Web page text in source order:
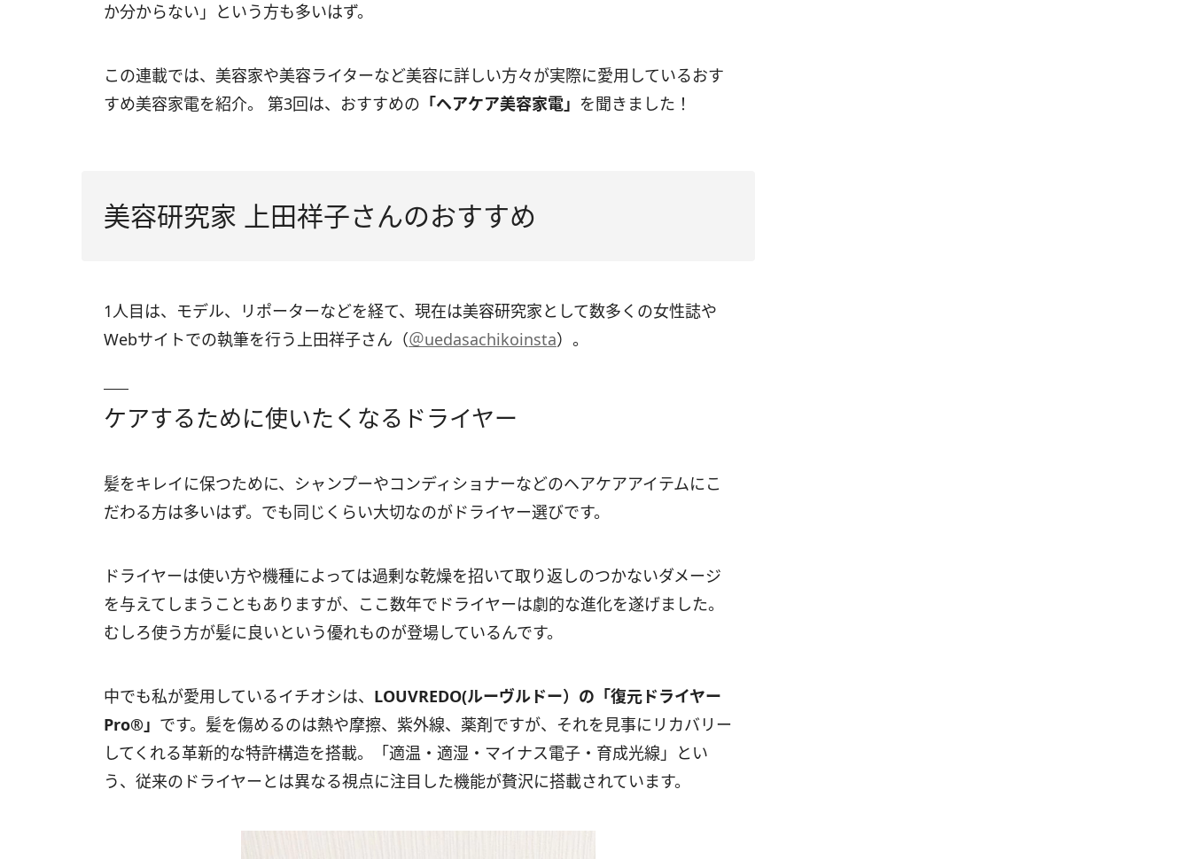
か分からない」という方も多いはず。
この連載では、美容家や美容ライターなど美容に詳しい方々が実際に愛用しているおす
すめ美容家電を紹介。 第3回は、おすすめの 「ヘアケア美容家電」 を聞きました！
美容研究家 上田祥子さんのおすすめ
1人目は、モデル、リポーターなどを経て、現在は美容研究家として数多くの女性誌や
Webサイトでの執筆を行う上田祥子さん（＠uedasachikoinsta）。
ケアするために使いたくなるドライヤー
髪をキレイに保つために、シャンプーやコンディショナーなどのヘアケアアイテムにこ
だわる方は多いはず。でも同じくらい大切なのがドライヤー選びです。
ドライヤーは使い方や機種によっては過剰な乾燥を招いて取り返しのつかないダメージ
を与えてしまうこともありますが、ここ数年でドライヤーは劇的な進化を遂げました。
むしろ使う方が髪に良いという優れものが登場しているんです。
中でも私が愛用しているイチオシは、 LOUVREDO(ルーヴルドー）の「復元ドライヤー
Pro®」 です。髪を傷めるのは熱や摩擦、紫外線、薬剤ですが、それを見事にリカバリー
してくれる革新的な特許構造を搭載。「適温・適湿・マイナス電子・育成光線」とい
う、従来のドライヤーとは異なる視点に注目した機能が贅沢に搭載されています。